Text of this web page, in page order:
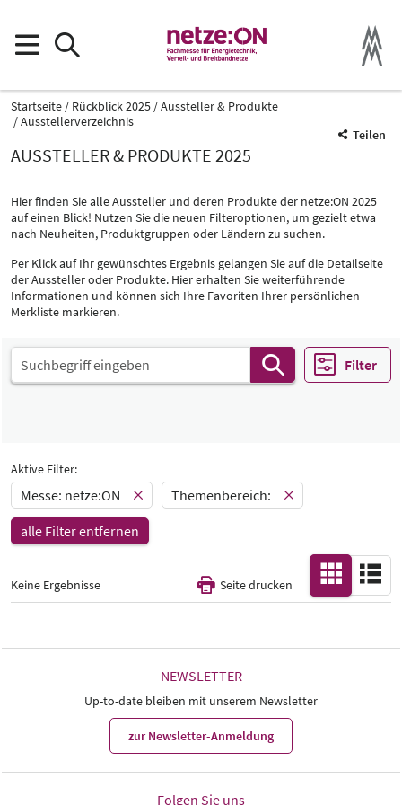
Startseite Rückblick 2025
Aussteller & Produkte
Ausstellerverzeichnis
Teilen
AUSSTELLER & PRODUKTE 2025
Hier finden Sie alle Aussteller und deren Produkte der netze:ON 2025
auf einen Blick! Nutzen Sie die neuen Filteroptionen, um gezielt etwa
nach Neuheiten, Produktgruppen oder Ländern zu suchen.
Per Klick auf Ihr gewünschtes Ergebnis gelangen Sie auf die Detailseite
der Aussteller oder Produkte. Hier erhalten Sie weiterführende
Informationen und können sich Ihre Favoriten Ihrer persönlichen
Merkliste markieren.
Filter
Produktgruppe
Alle
Select Input
-
Halle
-
Land
-
Aktive Filter:
Messe: netze:ON
Themenbereich:
alle Filter entfernen
Keine Ergebnisse Seite drucken
NEWSLETTER
Up-to-date bleiben mit unserem Newsletter
zur Newsletter-Anmeldung
Folgen Sie uns